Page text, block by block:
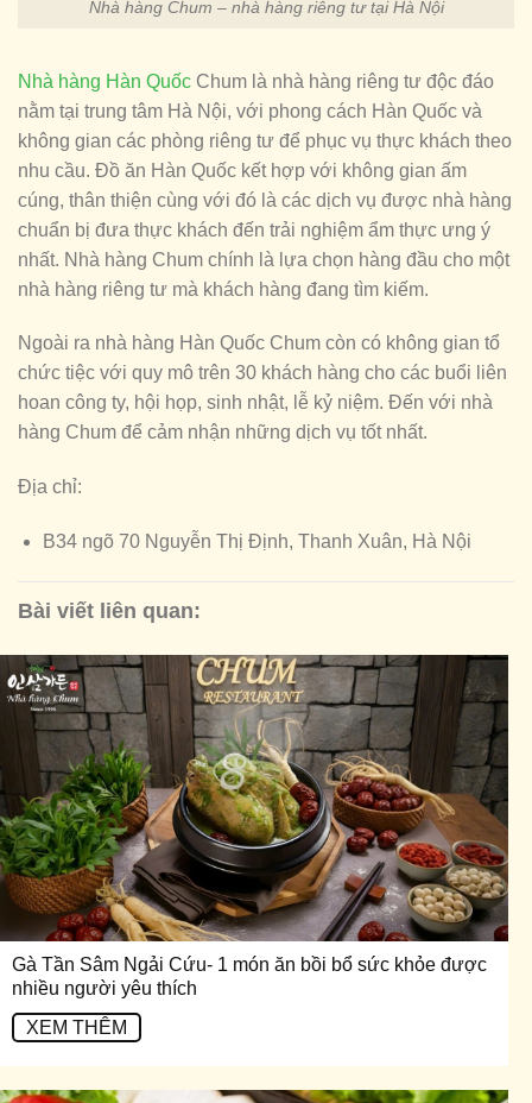
Nhà hàng Chum – nhà hàng riêng tư tại Hà Nội
Nhà hàng Hàn Quốc Chum là nhà hàng riêng tư độc đáo
nằm tại trung tâm Hà Nội, với phong cách Hàn Quốc và
không gian các phòng riêng tư để phục vụ thực khách theo
nhu cầu. Đồ ăn Hàn Quốc kết hợp với không gian ấm
cúng, thân thiện cùng với đó là các dịch vụ được nhà hàng
chuẩn bị đưa thực khách đến trải nghiệm ẩm thực ưng ý
nhất. Nhà hàng Chum chính là lựa chọn hàng đầu cho một
nhà hàng riêng tư mà khách hàng đang tìm kiếm.
Ngoài ra nhà hàng Hàn Quốc Chum còn có không gian tổ
chức tiệc với quy mô trên 30 khách hàng cho các buổi liên
hoan công ty, hội họp, sinh nhật, lễ kỷ niệm. Đến với nhà
hàng Chum để cảm nhận những dịch vụ tốt nhất.
Địa chỉ:
B34 ngõ 70 Nguyễn Thị Định, Thanh Xuân, Hà Nội
Bài viết liên quan:
Gà Tần Sâm Ngải Cứu- 1 món ăn bồi bổ sức khỏe được
nhiều người yêu thích
XEM THÊM